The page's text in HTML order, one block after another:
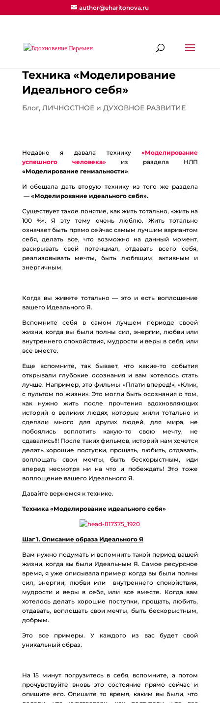
author@eharitonova.ru
Техника «Моделирование
Идеального себя»
Блог, ЛИЧНОСТНОЕ и ДУХОВНОЕ РАЗВИТИЕ
Недавно я давала технику«Моделирование
успешного человека»
из раздела НЛП
«Моделирование гениальности».
И обещала дать вторую технику из того же раздела
— «Моделирование идеального себя».
Существует такое понятие, как жить тотально, «жить на
100 %». Я эту тему очень люблю. Жить тотально
означает быть прямо сейчас самым лучшим вариантом
себя, делать все, что возможно на данный момент,
раскрывать свой потенциал, отдавать всего себя,
реализовывать мечты, быть любящим, активным и
энергичным.
Когда вы живете тотально — это и есть воплощение
вашего Идеального Я.
Вспомните себя в самом лучшем периоде своей
жизни, когда вы были полны сил, энергии, любви или
внутреннего спокойствия, мудрости и веры в себя, или
все вместе.
Еще вспомните, так бывает, что какие-то события
открывали глубокие осознания и вам хотелось стать
лучше. Например, это фильмы «Плати вперед!», «Клик,
с пультом по жизни». Это могли быть осознания о том,
как нужно жить после прочтения вдохновляющих
историй о великих людях, которые жили тотально и
сделали много для других людей, для мира, не
побоялись воплотить какую-то свою мечту, не
сдавались!!! После таких фильмов, историй нам хочется
делать хорошие поступки, прощать, любить, отдавать,
воплощать свои мечты, быть бескорыстным, иди
вперед несмотря ни на что и побеждать! Это тоже
воплощение вашего Идеального Я.
Давайте вернемся к технике.
Техника «Моделирование идеального себя»
Шаг 1. Описание образа Идеального Я
Вам нужно подумать и вспомнить такой период вашей
жизни, когда вы были Идеальным Я. Самое ресурсное
время, я уже описывала пример: когда вы были полны
сил, энергии, любви или внутреннего спокойствия,
мудрости и веры в себя, или все вместе. Когда вам
хотелось делать хорошие поступки, прощать, любить,
отдавать, воплощать свои мечты, быть бескорыстным,
добрым.
Это все примеры. У каждого из вас будет свой
уникальный образ.
На 15 минут погрузитесь в себя, вспомните, а потом
прочувствуйте вновь это состояние прямо сейчас и
опишите его. Опишите то время, каким вы были, что